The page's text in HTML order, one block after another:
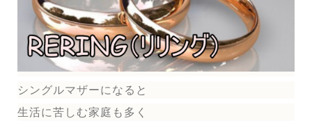
シングルマザーになると
生活に苦しむ家庭も多く